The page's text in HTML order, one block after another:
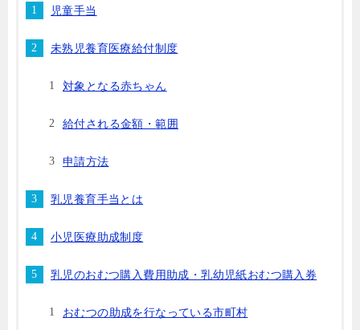
児童手当
未熟児養育医療給付制度
対象となる赤ちゃん
給付される金額・範囲
申請方法
乳児養育手当とは
小児医療助成制度
乳児のおむつ購入費用助成・乳幼児紙おむつ購入券
おむつの助成を行なっている市町村